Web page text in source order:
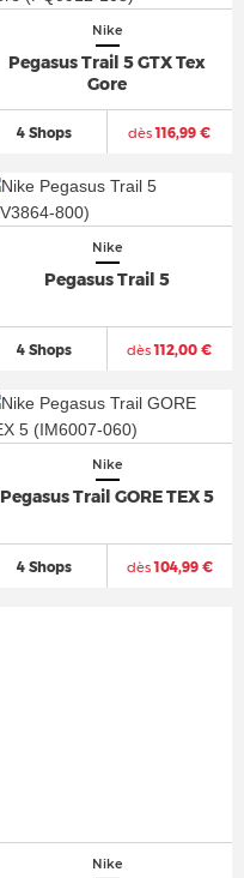
Nike
Pegasus Trail 5 GTX Tex
Gore
4 Shops dès116,99 €
Nike
Pegasus Trail 5
4 Shops dès112,00 €
Nike
Pegasus Trail GORE TEX 5
4 Shops dès104,99 €
Nike